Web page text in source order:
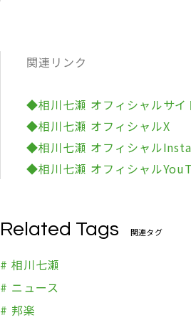
関連リンク
◆相川七瀬 オフィシャルサイ
◆相川七瀬 オフィシャルX
◆相川七瀬 オフィシャル
◆相川七瀬 オフィシャル
Related Tags 関連タグ
# 相川七瀬
# ニュース
# 邦楽